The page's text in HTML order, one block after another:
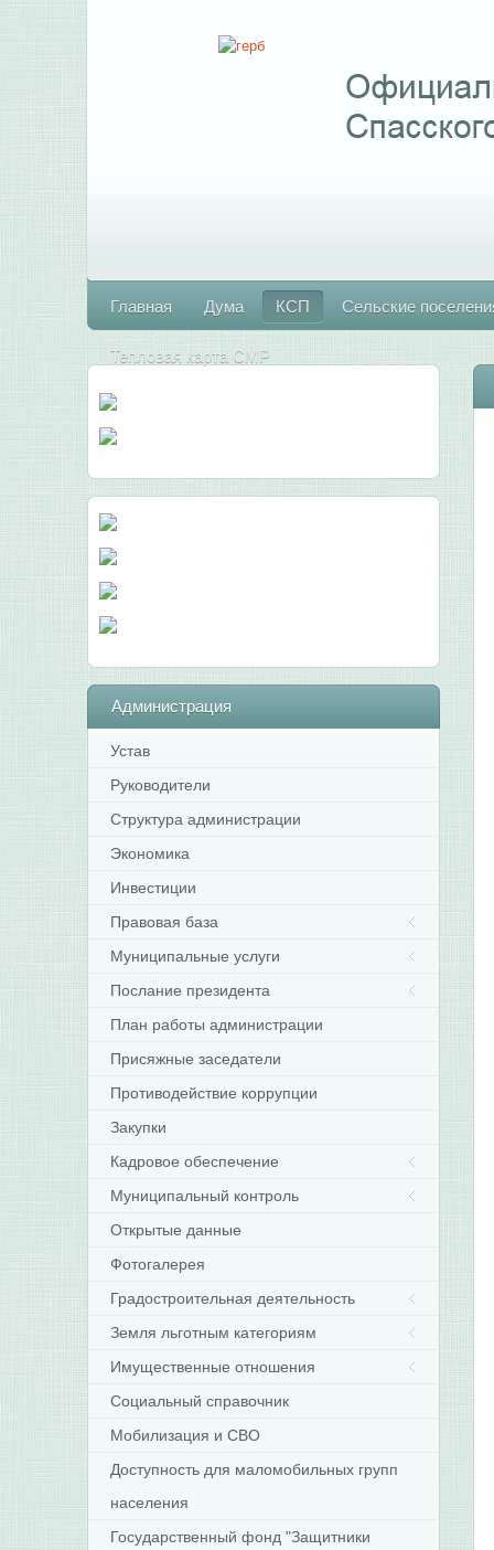
Главная Дума КСП Сельские
Тепловая карта СМР
Администрация
Устав
Руководители
Структура администрации
Экономика
Инвестиции
Правовая база
Муниципальные услуги
Послание президента
План работы администрации
Присяжные заседатели
Противодействие коррупции
Закупки
Кадровое обеспечение
Муниципальный контроль
Открытые данные
Фотогалерея
Градостроительная деятельность
Земля льготным категориям
Имущественные отношения
Социальный справочник
Мобилизация и СВО
Доступность для маломобильных групп
населения
Государственный фонд "Защитники